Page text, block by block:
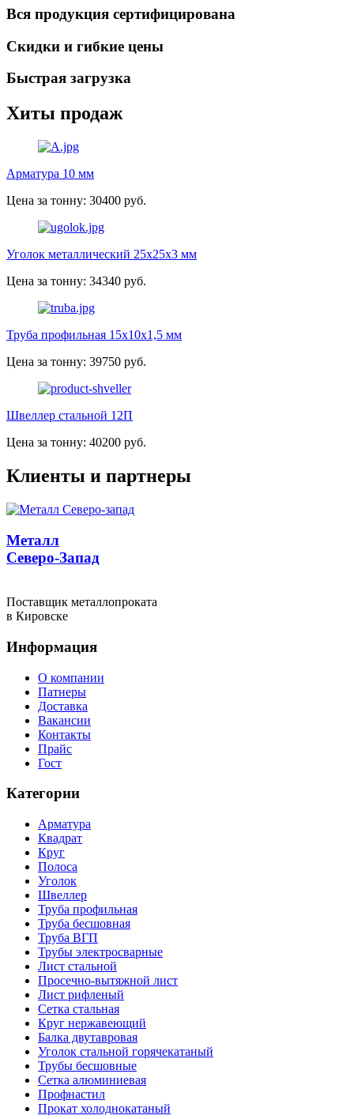
Вся продукция сертифицирована
Скидки и гибкие цены
Быстрая загрузка
Хиты продаж
Арматура 10 мм
Цена за тонну: 30400 руб.
Уголок металлический 25х25х3 мм
Цена за тонну: 34340 руб.
Труба профильная 15х10х1,5 мм
Цена за тонну: 39750 руб.
Швеллер стальной 12П
Цена за тонну: 40200 руб.
Клиенты и партнеры
Металл
Северо-Запад
Поставщик металлопроката
в Кировске
Информация
О компании
Патнеры
Доставка
Вакансии
Контакты
Прайс
Гост
Категории
Арматура
Квадрат
Круг
Полоса
Уголок
Швеллер
Труба профильная
Труба бесшовная
Труба ВГП
Трубы электросварные
Лист стальной
Просечно-вытяжной лист
Лист рифленый
Сетка стальная
Круг нержавеющий
Балка двутавровая
Уголок стальной горячекатаный
Трубы бесшовные
Сетка алюминиевая
Профнастил
Прокат холоднокатаный